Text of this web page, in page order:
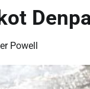
Powell